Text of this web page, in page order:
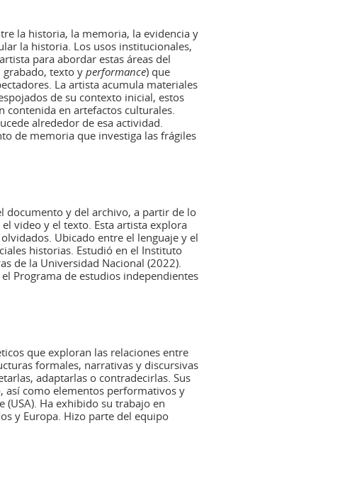
la historia, la memoria, la evidencia y
la historia. Los usos institucionales,
para abordar estas áreas del
texto y performance) que
La artista acumula materiales
de su contexto inicial, estos
contenida en artefactos culturales.
alrededor de esa actividad.
de memoria que investiga las frágiles
documento y del archivo, a partir de lo
el video y el texto. Esta artista explora
Ubicado entre el lenguaje y el
historias. Estudió en el Instituto
de la Universidad Nacional (2022).
Programa de estudios independientes
que exploran las relaciones entre
formales, narrativas y discursivas
adaptarlas o contradecirlas. Sus
así como elementos performativos y
(USA). Ha exhibido su trabajo en
y Europa. Hizo parte del equipo